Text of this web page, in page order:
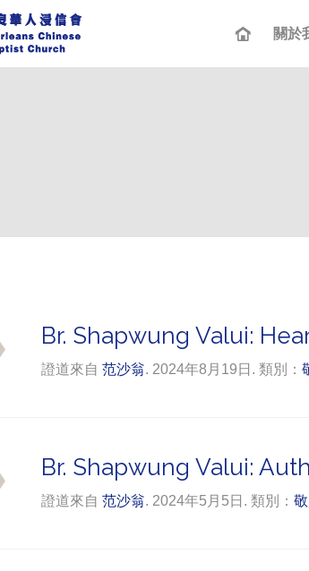
關於
Br. Shapwung Valui:
證道來自 范沙翁. 2024年8月19日. 類別：
Br. Shapwung Valui:
證道來自 范沙翁. 2024年5月5日. 類別：